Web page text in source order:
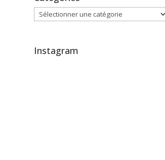
Catégories
Instagram